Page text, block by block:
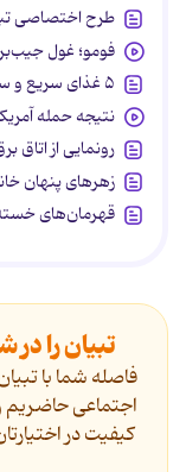
طرح اختصاصی
فومو؛ غول
۵ غذای سریع و سالم برای طبیعت‌گردی
نتیجه حمله
رونمایی از اتاق
زهرهای پنهان
قهرمان‌های
تبیان را
فاصله شما با
اجتماعی حاضریم
کیفیت در